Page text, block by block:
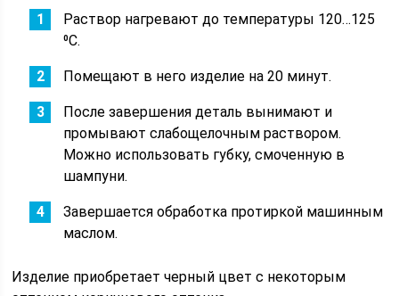
Раствор нагревают до температуры 120…125
⁰С.
Помещают в него изделие на 20 минут.
После завершения деталь вынимают и
промывают слабощелочным раствором.
Можно использовать губку, смоченную в
шампуни.
Завершается обработка протиркой машинным
маслом.
Изделие приобретает черный цвет с некоторым